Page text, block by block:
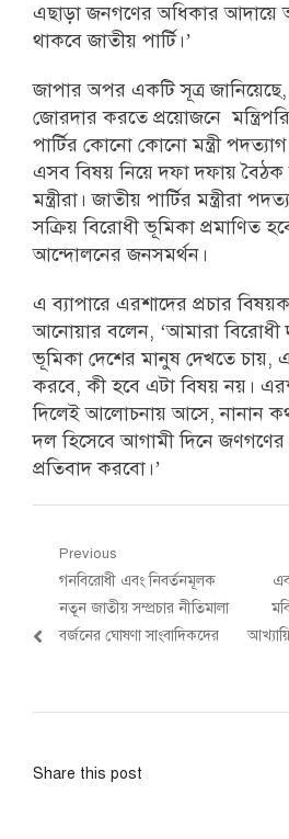
এছাড়া জনগণের অধিকার
থাকবে জাতীয় পার্টি।’
জাপার অপর একটি সূত্র
জোরদার করতে প্রয়োজনে
পার্টির কোনো কোনো মন্ত্রী
এসব বিষয় নিয়ে দফা দফায় বৈঠক
মন্ত্রীরা। জাতীয় পার্টির মন্ত্রীরা
সক্রিয় বিরোধী ভূমিকা প্রমাণিত
আন্দোলনের জনসমর্থন।
এ ব্যাপারে এরশাদের প্রচার বিষয়ক
আনোয়ার বলেন, ‘আমারা
ভূমিকা দেশের মানুষ দেখতে চায়,
করবে, কী হবে এটা বিষয় নয়।
দিলেই আলোচনায় আসে, নানান
দল হিসেবে আগামী দিনে জণগণের
প্রতিবাদ করবো।’
Post
navigation
Previous
Previous
post:
গনবিরোধী এবং নিবর্তনমূলক
নতূন জাতীয় সম্প্রচার নীতিমালা
বর্জনের ঘোষণা সাংবাদিকদের
Share this post